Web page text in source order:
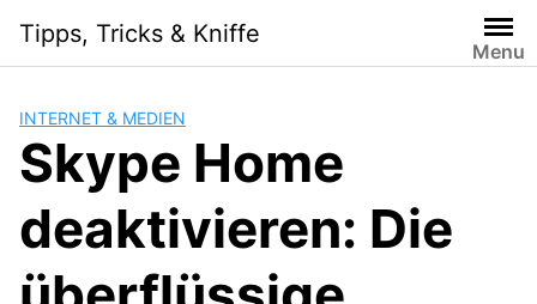
content
Tipps, Tricks & Kniffe
Menu
INTERNET & MEDIEN
Skype Home
deaktivieren: Die